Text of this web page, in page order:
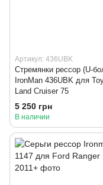
Артикул: 436UBK
Стремянки рессор (U-
IronMan 436UBK для
Land Cruiser 75
5 250 грн
В наличии